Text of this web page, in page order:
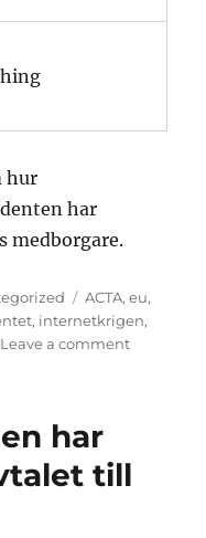
hur
har
medborgare.
Tags
ACTA,eu,
, internetkrigen,
Leave a commenton
har
till